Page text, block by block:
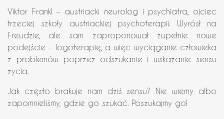
Viktor Frankl – austriacki neurolog i psychiatra, ojciec
trzeciej szkoły austriackiej psychoterapii. Wyrósł na
Freudzie, ale sam zaproponował zupełnie nowe
podejście – logoterapię, a więc wyciąganie człowieka
z problemów poprzez odszukanie i wskazanie sensu
życia.
Jak często brakuje nam dziś sensu? Nie wiemy albo
zapomnieliśmy, gdzie go szukać. Poszukajmy go!